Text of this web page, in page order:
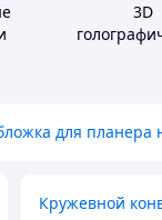
3D
для планера
Кружевной